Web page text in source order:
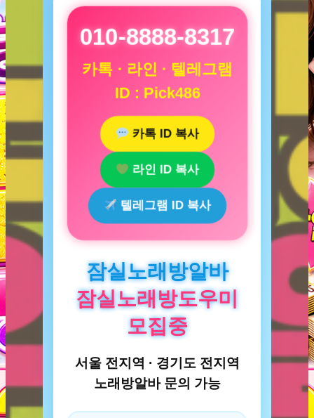
010-8888-8317
카톡 · 라인 · 텔레그램
ID : Pick486
카톡 ID 복사
라인 ID 복사
텔레그램 ID 복사
잠실노래방알바
잠실노래방도우미
모집중
서울 전지역 · 경기도 전지역
노래방알바 문의 가능